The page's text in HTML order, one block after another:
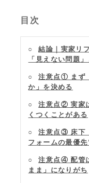
目次
結論｜実家リ
「見えない問題
注意点① まず
か」を決める
注意点② 実家
くつくことがある
注意点③ 床下
フォームの最優
注意点④ 配管
まま」になりがち